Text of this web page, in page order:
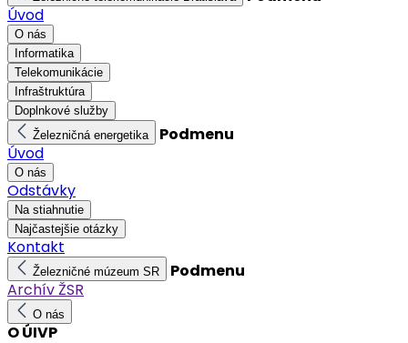
Úvod
O nás
Informatika
Telekomunikácie
Infraštruktúra
Doplnkové služby
Železničná energetika
Podmenu
Úvod
O nás
Odstávky
Na stiahnutie
Najčastejšie otázky
Kontakt
Železničné múzeum SR
Podmenu
Archív ŽSR
O nás
O ÚIVP